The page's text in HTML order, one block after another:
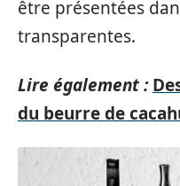
être présentées
transparentes.
Lire également :
du beurre de